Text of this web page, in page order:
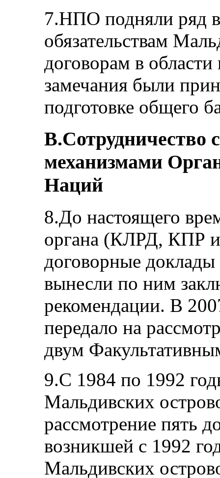
7.НПО подняли ряд
обязательствам
договорам в
замечания были
подготовке общего
механизмами
Наций
8.До настоящего
органа (КЛРД, КПР
договорные
вынесли по ним
рекомендации. В
передало на
двум
9.С 1984 по 1992
Мальдивских
рассмотрение пять
возникшей с 1992
Мальдивских